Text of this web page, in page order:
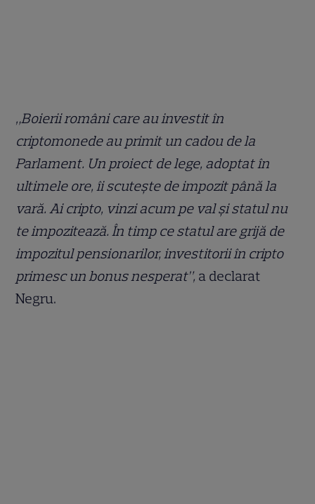
„Boierii români care au investit în
criptomonede au primit un cadou de la
Parlament. Un proiect de lege, adoptat în
ultimele ore, îi scutește de impozit până la
vară. Ai cripto, vinzi acum pe val și statul nu
te impozitează. În timp ce statul are grijă de
impozitul pensionarilor, investitorii în cripto
primesc un bonus nesperat”, a declarat
Negru.